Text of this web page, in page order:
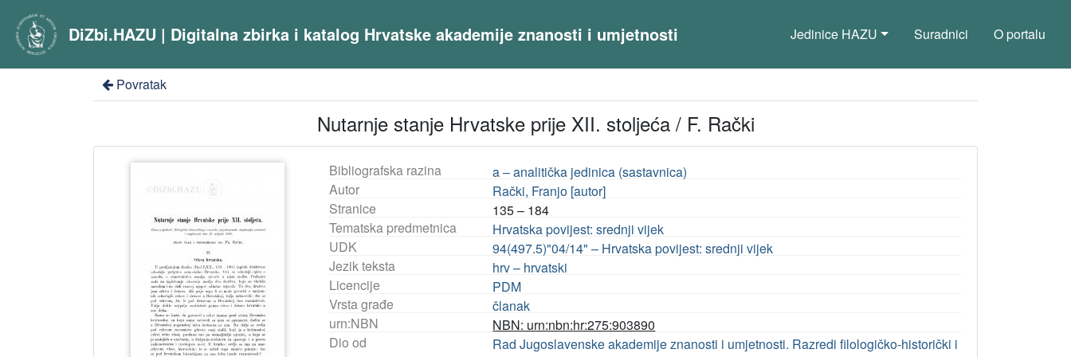
DiZbi.HAZU | Digitalna zbirka i katalog Hrvatske akademije znanosti i umjetnosti Jedinice HAZU Suradnici O portalu
Povratak
Nutarnje stanje Hrvatske prije XII. stoljeća / F. Rački
Bibliografska razina
a – analitička jedinica (sastavnica)
Autor
Rački, Franjo [autor]
Stranice
135 – 184
Tematska predmetnica
Hrvatska povijest: srednji vijek
UDK
94(497.5)"04/14" – Hrvatska povijest: srednji vijek
Jezik teksta
hrv – hrvatski
Licencije
PDM
Vrsta građe
članak
urn:NBN
NBN: urn:nbn:hr:275:903890
Dio od
Rad Jugoslavenske akademije znanosti i umjetnosti. Razredi filologičko-historički i